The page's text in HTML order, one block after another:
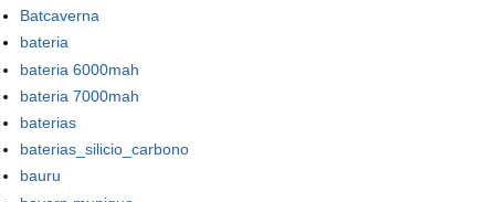
Batcaverna
bateria
bateria 6000mah
bateria 7000mah
baterias
baterias_silicio_carbono
bauru